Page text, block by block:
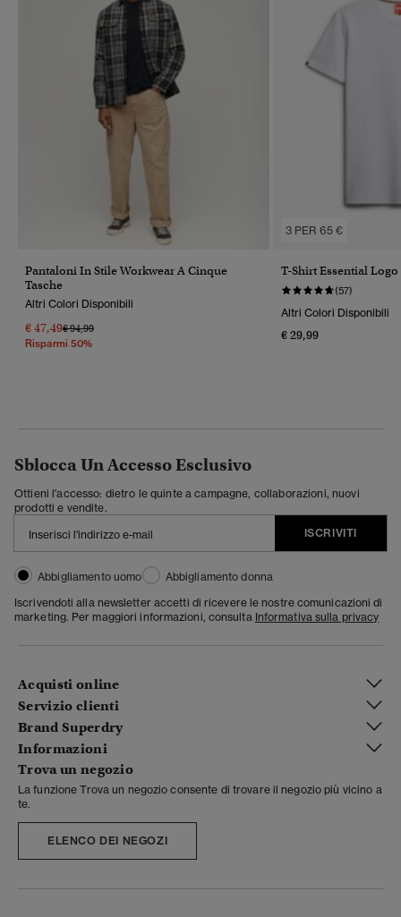
Pantaloni In Stile Workwear A Cinque
Tasche
Altri Colori Disponibili
€ 47,49Prezzo Ridotto Da
€ 94,99A
Risparmi 50%
3 PER 65 €
T-Shirt Essential
(57)
Altri Colori Disponibili
€ 29,99
Sblocca Un Accesso Esclusivo
Ottieni l'accesso: dietro le quinte a campagne, collaborazioni, nuovi
prodotti e vendite.
ISCRIVITI
Abbigliamento uomo
Abbigliamento donna
Iscrivendoti alla newsletter accetti di ricevere le nostre comunicazioni di
marketing. Per maggiori informazioni, consulta Informativa sulla privacy
Acquisti online
Servizio clienti
Brand Superdry
Informazioni
Trova un negozio
La funzione Trova un negozio consente di trovare il negozio più vicino a
te.
ELENCO DEI NEGOZI